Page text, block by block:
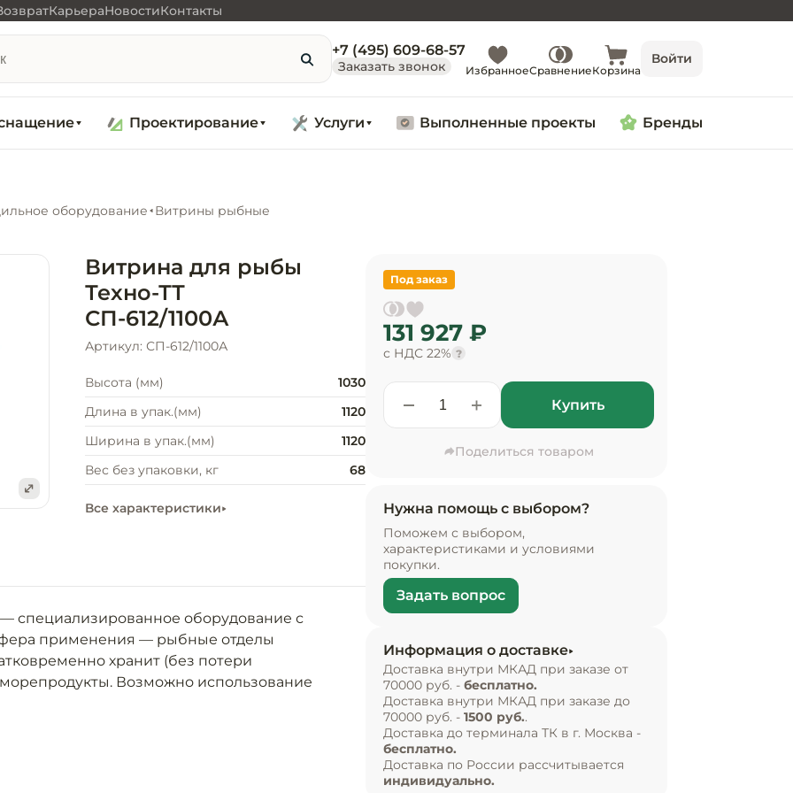
КарьераНовостиКонтакты
+7 (495) 609-68-57
Заказать звонок ИзбранноеСравнениеКорзина
Войти
Проектирование Услуги Выполненные проекты Бренды
оборудование Витрины рыбные
Витрина для рыбы
Техно-ТТ
СП-612/1100А
Артикул: СП-612/1100А
Высота (мм)
1030
Длина в упак.(мм)
1120
Ширина в упак.(мм)
1120
Вес без упаковки, кг
68
Все характеристики
специализированное оборудование с
применения — рыбные отделы
хранит (без потери
Возможно использование
льда. Возможно непродолжительное
131 927 ₽
с НДС 22% ?
Под заказ
Купить
Поделиться товаром
Нужна помощь с выбором?
Поможем с выбором,
характеристиками и условиями
покупки.
Задать вопрос
Информация о доставке
Доставка внутри МКАД при заказе от
70000 руб. - бесплатно.
Доставка внутри МКАД при заказе до
70000 руб. - 1500 руб..
Доставка до терминала ТК в г. Москва -
бесплатно.
Доставка по России рассчитывается
индивидуально.